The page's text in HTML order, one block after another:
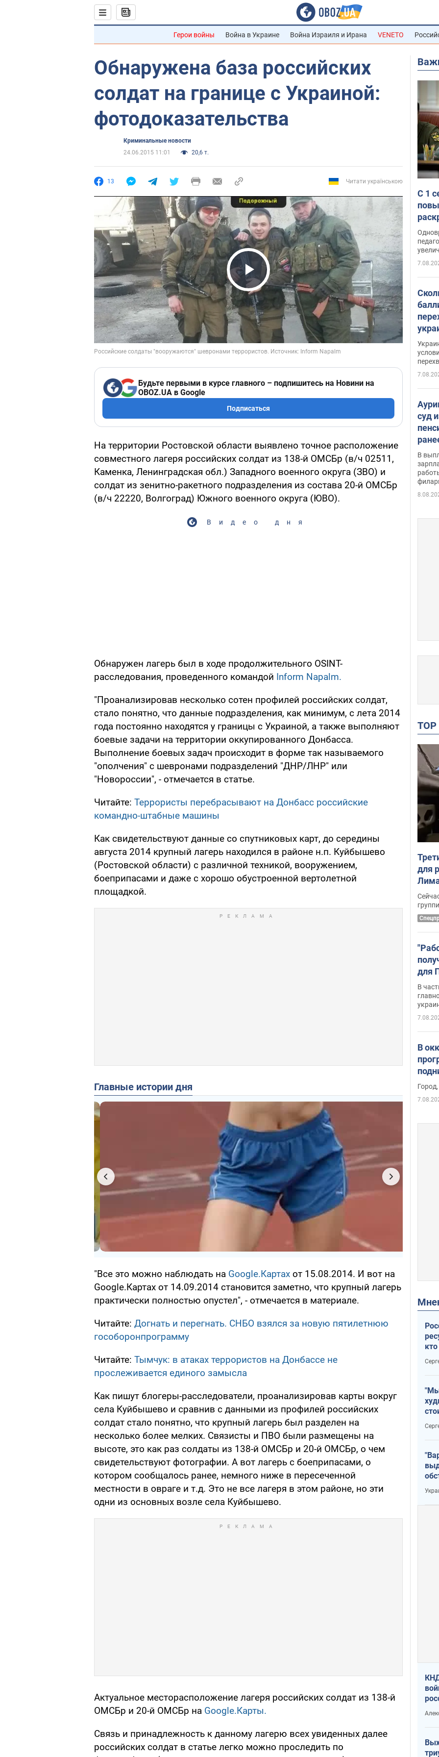
Герои войны Война в Украине Война Израиля и Ирана VENETO
Обнаружена база российских
солдат на границе с Украиной:
фотодоказательства
Криминальные новости
24.06.2015 11:01
20,6 т.
13 Читати українською
Play Video
Будьте первыми в курсе главного – подпишитесь на Новини на
OBOZ.UA в Google
Подписаться
На территории Ростовской области выявлено точное расположение
совместного лагеря российских солдат из 138-й ОМСБр (в/ч 02511,
Каменка, Ленинградская обл.) Западного военного округа (ЗВО) и
солдат из зенитно-ракетного подразделения из состава 20-й ОМСБр
(в/ч 22220, Волгоград) Южного военного округа (ЮВО).
Видео дня
Обнаружен лагерь был в ходе продолжительного OSINT-
расследования, проведенного командой Inform Napalm.
"Проанализировав несколько сотен профилей российских солдат,
стало понятно, что данные подразделения, как минимум, с лета 2014
года постоянно находятся у границы с Украиной, а также выполняют
боевые задачи на территории оккупированного Донбасса.
Выполнение боевых задач происходит в форме так называемого
"ополчения" с шевронами подразделений "ДНР/ЛНР" или
"Новороссии", - отмечается в статье.
Читайте: Террористы перебрасывают на Донбасс российские
командно-штабные машины
Как свидетельствуют данные со спутниковых карт, до середины
августа 2014 крупный лагерь находился в районе н.п. Куйбышево
(Ростовской области) с различной техникой, вооружением,
боеприпасами и даже с хорошо обустроенной вертолетной
площадкой.
Главные истории дня
"Все это можно наблюдать на Google.Картах от 15.08.2014. И вот на
Google.Картах от 14.09.2014 становится заметно, что крупный лагерь
практически полностью опустел", - отмечается в материале.
Читайте: Догнать и перегнать. СНБО взялся за новую пятилетнюю
гособоронпрограмму
Читайте: Тымчук: в атаках террористов на Донбассе не
прослеживается единого замысла
Как пишут блогеры-расследователи, проанализировав карты вокруг
села Куйбышево и сравнив с данными из профилей российских
солдат стало понятно, что крупный лагерь был разделен на
несколько более мелких. Связисты и ПВО были размещены на
высоте, это как раз солдаты из 138-й ОМСБр и 20-й ОМСБр, о чем
свидетельствуют фотографии. А вот лагерь с боеприпасами, о
котором сообщалось ранее, немного ниже в пересеченной
местности в овраге и т.д. Это не все лагеря в этом районе, но эти
одни из основных возле села Куйбышево.
Актуальное месторасположение лагеря российских солдат из 138-й
ОМСБр и 20-й ОМСБр на Google.Карты.
Связь и принадлежность к данному лагерю всех увиденных далее
российских солдат в статье легко можно проследить по
С 1
суд
В
для
для
В
В